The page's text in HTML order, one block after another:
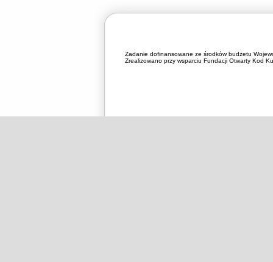
Zadanie dofinansowane ze środków budżetu
Zrealizowano przy wsparciu Fundacji Otwarty Kod